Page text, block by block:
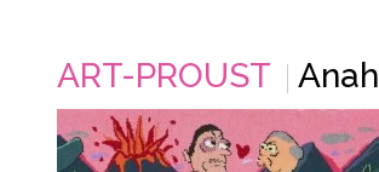
ART-PROUST